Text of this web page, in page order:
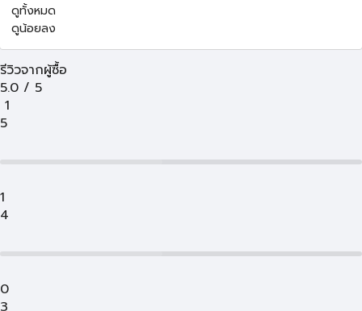
ดูทั้งหมด
ดูน้อยลง
รีวิวจากผู้ซื้อ
5.0 / 5
1
5
1
4
0
3